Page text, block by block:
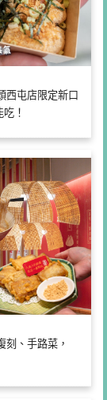
西屯店限定新口
！
、手路菜，